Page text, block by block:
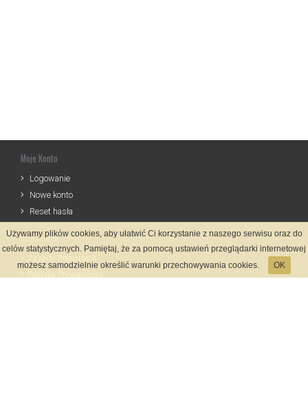
Moje Konto
Logowanie
Nowe konto
Reset hasła
Informacje
Używamy plików cookies, aby ułatwić Ci korzystanie z naszego serwisu oraz do
celów statystycznych. Pamiętaj, że za pomocą ustawień przeglądarki internetowej
możesz samodzielnie określić warunki przechowywania cookies.
OK